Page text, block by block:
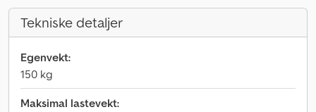
Tekniske detaljer
Egenvekt:
150 kg
Maksimal lastevekt: